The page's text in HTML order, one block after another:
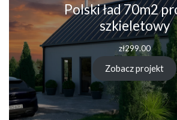
Polski ład 70m2
szkieletowy
zł299.00
Zobacz projekt